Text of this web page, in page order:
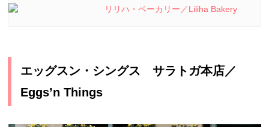
リリハ・ベーカリー／Liliha Bakery
エッグスン・シングス サラトガ本店／
Eggs’n Things